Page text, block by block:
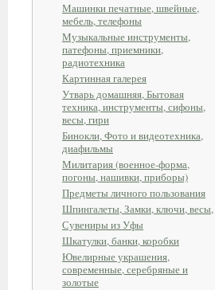
Машинки печатные, швейные,
мебель, телефоны
Музыкальные инструменты,
патефоны, приемники,
радиотехника
Картинная галерея
Утварь домашняя, Бытовая
техника, инструменты, сифоны,
весы, гири
Бинокли, Фото и видеотехника,
диафильмы
Милитария (военное-форма,
погоны, нашивки, приборы)
Предметы личного пользования
Шпингалеты, Замки, ключи, весы,
Сувениры из Уфы
Шкатулки, банки, коробки
Ювелирные украшения,
современные, серебряные и
золотые